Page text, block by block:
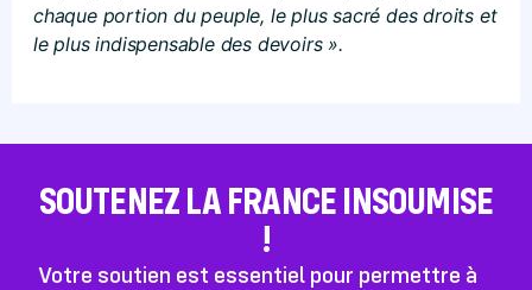
chaque portion du peuple, le plus sacré des droits et
le plus indispensable des devoirs ».
SOUTENEZ LA FRANCE INSOUMISE
!
Votre soutien est essentiel pour permettre à